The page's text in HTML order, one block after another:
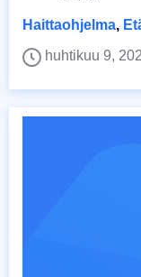
Haittaohjelma,
huhtikuu 9,